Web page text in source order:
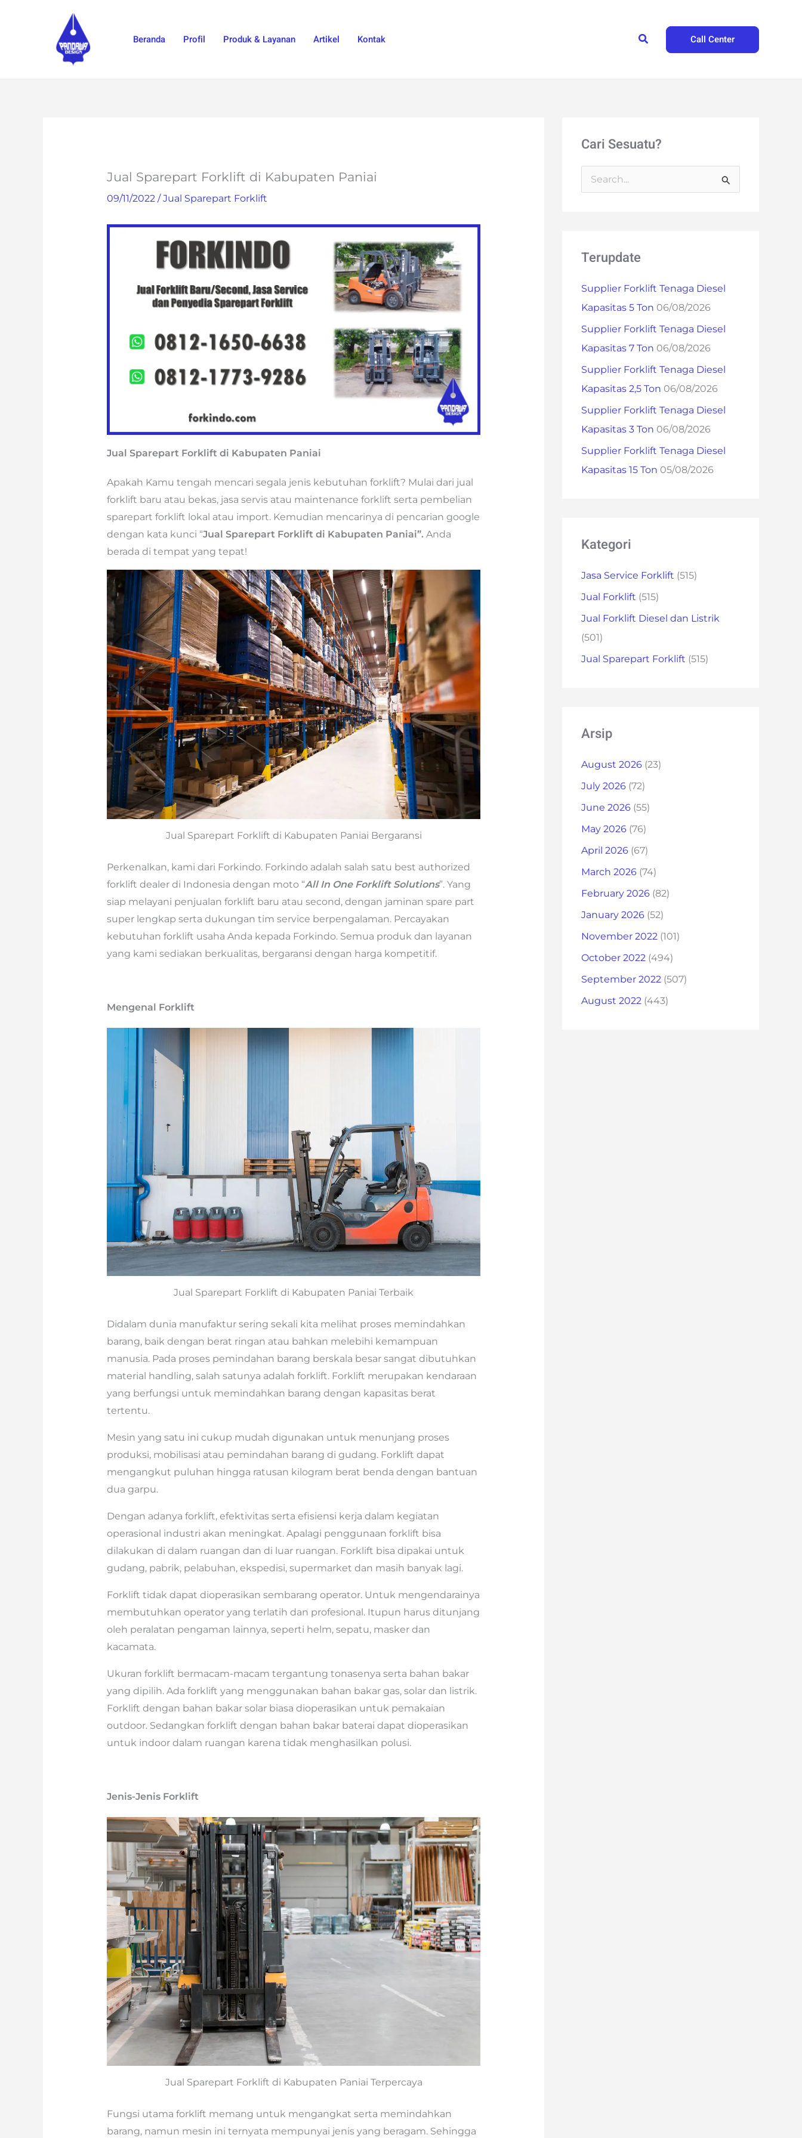
Beranda Profil Produk & Layanan Artikel Kontak Search Call Center
Jual Sparepart Forklift di Kabupaten Paniai
09/11/2022 /Jual Sparepart Forklift
Jual Sparepart Forklift di Kabupaten Paniai
Apakah Kamu tengah mencari segala jenis kebutuhan forklift? Mulai dari jual
forklift baru atau bekas, jasa servis atau maintenance forklift serta pembelian
sparepart forklift lokal atau import. Kemudian mencarinya di pencarian google
dengan kata kunci “Jual Sparepart Forklift di Kabupaten Paniai”. Anda
berada di tempat yang tepat!
Jual Sparepart Forklift di Kabupaten Paniai Bergaransi
Perkenalkan, kami dari Forkindo. Forkindo adalah salah satu best authorized
forklift dealer di Indonesia dengan moto “All In One Forklift Solutions”. Yang
siap melayani penjualan forklift baru atau second, dengan jaminan spare part
super lengkap serta dukungan tim service berpengalaman. Percayakan
kebutuhan forklift usaha Anda kepada Forkindo. Semua produk dan layanan
yang kami sediakan berkualitas, bergaransi dengan harga kompetitif.
Mengenal Forklift
Jual Sparepart Forklift di Kabupaten Paniai Terbaik
Didalam dunia manufaktur sering sekali kita melihat proses memindahkan
barang, baik dengan berat ringan atau bahkan melebihi kemampuan
manusia. Pada proses pemindahan barang berskala besar sangat dibutuhkan
material handling, salah satunya adalah forklift. Forklift merupakan kendaraan
yang berfungsi untuk memindahkan barang dengan kapasitas berat
tertentu.
Mesin yang satu ini cukup mudah digunakan untuk menunjang proses
produksi, mobilisasi atau pemindahan barang di gudang. Forklift dapat
mengangkut puluhan hingga ratusan kilogram berat benda dengan bantuan
dua garpu.
Dengan adanya forklift, efektivitas serta efisiensi kerja dalam kegiatan
operasional industri akan meningkat. Apalagi penggunaan forklift bisa
dilakukan di dalam ruangan dan di luar ruangan. Forklift bisa dipakai untuk
gudang, pabrik, pelabuhan, ekspedisi, supermarket dan masih banyak lagi.
Forklift tidak dapat dioperasikan sembarang operator. Untuk mengendarainya
membutuhkan operator yang terlatih dan profesional. Itupun harus ditunjang
oleh peralatan pengaman lainnya, seperti helm, sepatu, masker dan
kacamata.
Ukuran forklift bermacam-macam tergantung tonasenya serta bahan bakar
yang dipilih. Ada forklift yang menggunakan bahan bakar gas, solar dan listrik.
Forklift dengan bahan bakar solar biasa dioperasikan untuk pemakaian
outdoor. Sedangkan forklift dengan bahan bakar baterai dapat dioperasikan
untuk indoor dalam ruangan karena tidak menghasilkan polusi.
Jenis-Jenis Forklift
Jual Sparepart Forklift di Kabupaten Paniai Terpercaya
Fungsi utama forklift memang untuk mengangkat serta memindahkan
barang, namun mesin ini ternyata mempunyai jenis yang beragam. Sehingga
Cari Sesuatu?
r
:
Terupdate
Supplier Forklift Tenaga Diesel
Kapasitas 5 Ton 06/08/2026
Supplier Forklift Tenaga Diesel
Kapasitas 7 Ton 06/08/2026
Supplier Forklift Tenaga Diesel
Kapasitas 2,5 Ton 06/08/2026
Supplier Forklift Tenaga Diesel
Kapasitas 3 Ton 06/08/2026
Supplier Forklift Tenaga Diesel
Kapasitas 15 Ton 05/08/2026
Kategori
Jasa Service Forklift (515)
Jual Forklift (515)
Jual Forklift Diesel dan Listrik
(501)
Jual Sparepart Forklift (515)
Arsip
August 2026 (23)
July 2026 (72)
June 2026 (55)
May 2026 (76)
April 2026 (67)
March 2026 (74)
February 2026 (82)
January 2026 (52)
November 2022 (101)
October 2022 (494)
September 2022 (507)
August 2022 (443)